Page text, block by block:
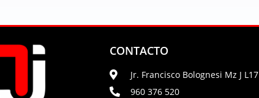
CONTACTO
Jr. Francisco Bolognesi Mz J
960 376 520